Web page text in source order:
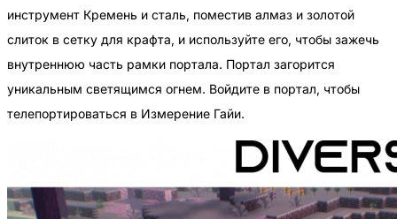
инструмент Кремень и сталь, поместив алмаз и золотой
слиток в сетку для крафта, и используйте его, чтобы зажечь
внутреннюю часть рамки портала. Портал загорится
уникальным светящимся огнем. Войдите в портал, чтобы
телепортироваться в Измерение Гайи.